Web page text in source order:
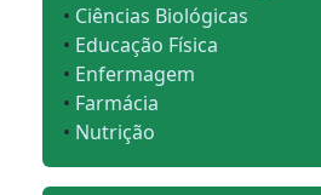
• Ciências Biológicas
• Educação Física
• Enfermagem
• Farmácia
• Nutrição